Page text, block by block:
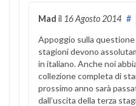
Mad il 16 Agosto 2014 #
Appoggio sulla
stagioni devono
in italiano. Anche noi
collezione completa di
prossimo anno sarà
dall’uscita della terza